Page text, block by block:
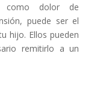
como dolor de
puede ser el
hijo. Ellos pueden
remitirlo a un